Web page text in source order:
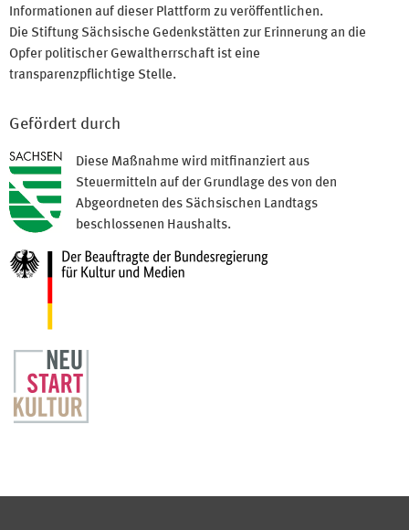
Informationen auf dieser Plattform zu veröffentlichen.
Die Stiftung Sächsische Gedenkstätten zur Erinnerung an die
Opfer politischer Gewaltherrschaft ist eine
transparenzpflichtige Stelle.
Gefördert durch
Diese Maßnahme wird mitfinanziert aus
Steuermitteln auf der Grundlage des von den
Abgeordneten des Sächsischen Landtags
beschlossenen Haushalts.